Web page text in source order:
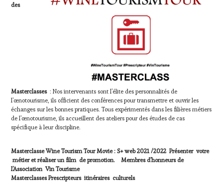
des
Masterclasses: Nos intervenants sont l’élite des personnalités de
l’œnotourisme, ils officient des conférences pour transmettre et ouvrir les
échanges sur les bonnes pratiques. Tous expérimentés dans les filières métiers
de l’œnotourisme, ils accueillent des ateliers pour des études de cas
spécifique à leur discipline.
Masterclasse Wine Tourism Tour Movie : S+ web 2021 /2022 Présenter votre
métier et réaliser un film de promotion. Membres d’honneurs de
l’Association Vin Tourisme
Masterclasses Prescripteurs itinéraires culturels